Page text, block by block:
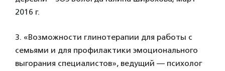
2016 г.
3. «Возможности глинотерапии для работы с
семьями и для профилактики эмоционального
выгорания специалистов», ведущий — психолог